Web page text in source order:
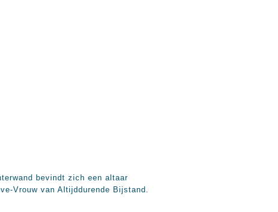
bevindt zich een altaar
Vrouw van Altijddurende Bijstand.